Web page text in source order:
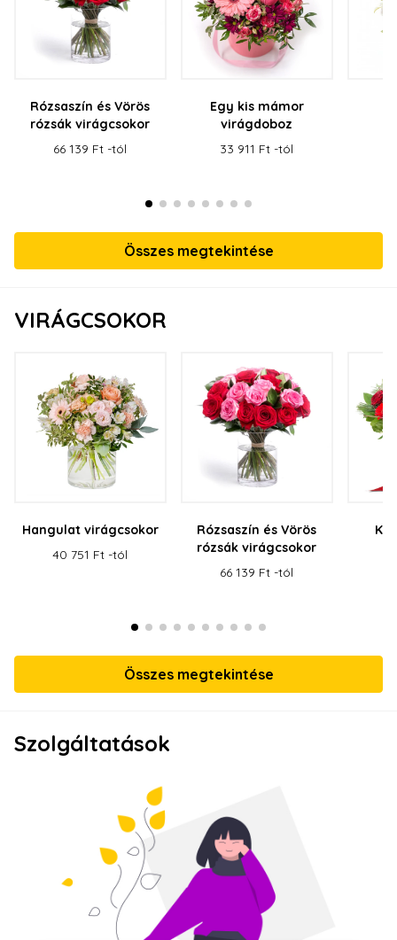
Rózsaszín és Vörös
rózsák virágcsokor
66 139 Ft -tól
Egy kis mámor
virágdoboz
33 911 Ft -tól
Összes megtekintése
VIRÁGCSOKOR
Hangulat virágcsokor
40 751 Ft -tól
Rózsaszín és Vörös
rózsák virágcsokor
66 139 Ft -tól
Összes megtekintése
Szolgáltatások